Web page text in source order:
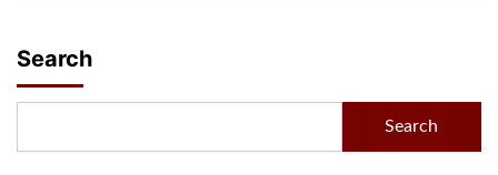
Search
Search